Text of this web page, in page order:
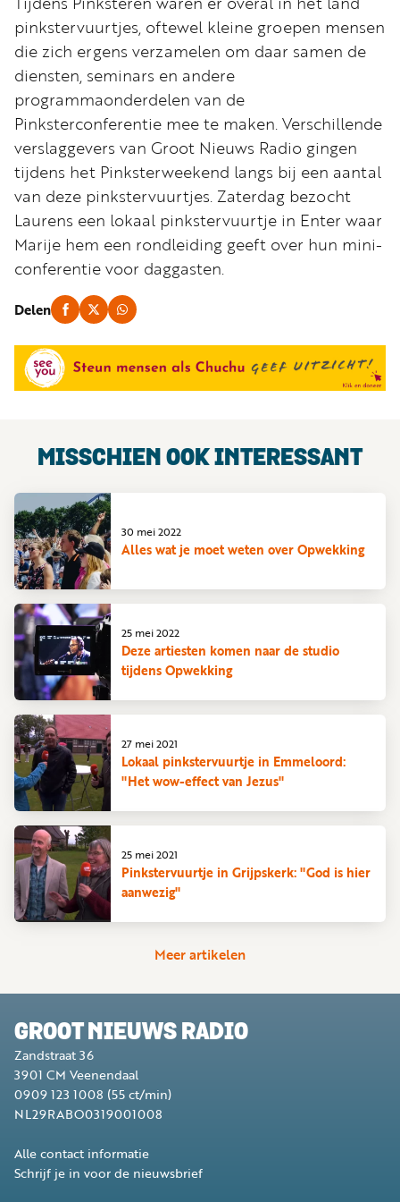
pinkstervuurtjes, oftewel kleine groepen mensen
die zich ergens verzamelen om daar samen de
diensten, seminars en andere
programmaonderdelen van de
Pinksterconferentie mee te maken. Verschillende
verslaggevers van Groot Nieuws Radio gingen
tijdens het Pinksterweekend langs bij een aantal
van deze pinkstervuurtjes. Zaterdag bezocht
Laurens een lokaal pinkstervuurtje in Enter waar
Marije hem een rondleiding geeft over hun mini-
conferentie voor daggasten.
Delen
MISSCHIEN OOK INTERESSANT
Alles wat je moet weten over Opwekking
30 mei 2022
Deze artiesten komen naar de studio
tijdens Opwekking
25 mei 2022
Lokaal pinkstervuurtje in Emmeloord:
"Het wow-effect van Jezus"
27 mei 2021
Pinkstervuurtje in Grijpskerk: "God is hier
aanwezig"
25 mei 2021
Meer artikelen
GROOT NIEUWS RADIO
Zandstraat 36
3901 CM Veenendaal
0909 123 1008 (55 ct/min)
NL29RABO0319001008
Alle contact informatie
Schrijf je in voor de nieuwsbrief
nu
vriend
Businessclub
Adverteren
Winkel
Privacy
reglement
Algemene
voorwaarden